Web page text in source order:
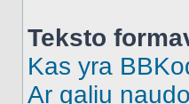
Teksto
Kas yra
Ar galiu